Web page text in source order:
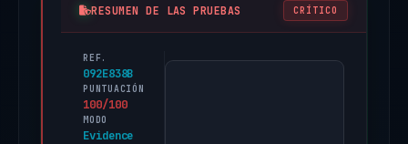
RESUMEN DE LAS PRUEBAS CRÍTICO
REF.
092E838B
PUNTUACIÓN
100/100
MODO
Evidence
PhishDestroy